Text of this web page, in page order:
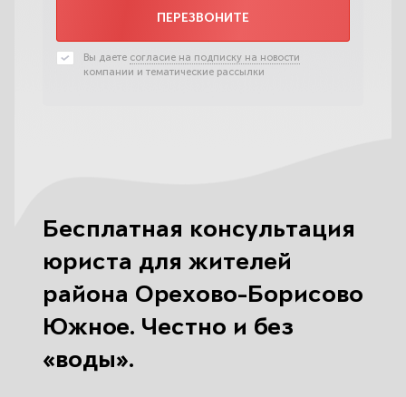
ПЕРЕЗВОНИТЕ
Вы даете согласие на подписку на новости
компании и тематические рассылки
Бесплатная консультация
юриста для жителей
района Орехово-Борисово
Южное. Честно и без
«воды».